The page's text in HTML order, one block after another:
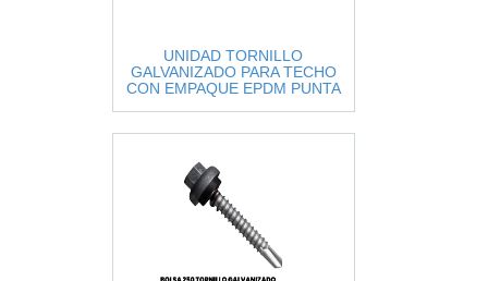
UNIDAD TORNILLO
GALVANIZADO PARA TECHO
CON EMPAQUE EPDM PUNTA